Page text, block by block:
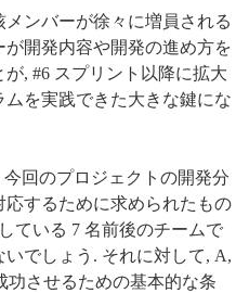
メンバーが徐々に増員される
開発内容や開発の進め方を
, #6 スプリント以降に拡大
ムを実践できた大きな鍵にな
回のプロジェクトの開発分
するために求められたもの
ている 7 名前後のチームで
でしょう. それに対して, A,
功させるための基本的な条